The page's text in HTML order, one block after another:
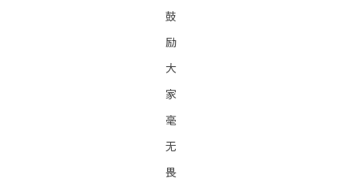
鼓
励
大
家
毫
无
畏